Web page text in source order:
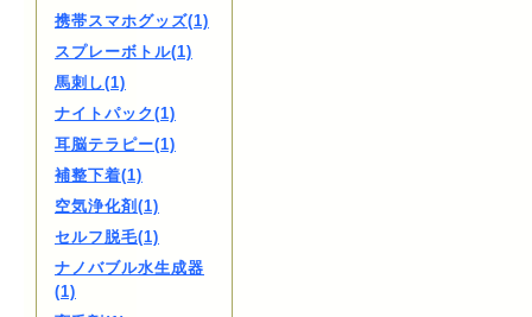
携帯スマホグッズ(1)
スプレーボトル(1)
馬刺し(1)
ナイトパック(1)
耳脳テラピー(1)
補整下着(1)
空気浄化剤(1)
セルフ脱毛(1)
ナノバブル水生成器
(1)